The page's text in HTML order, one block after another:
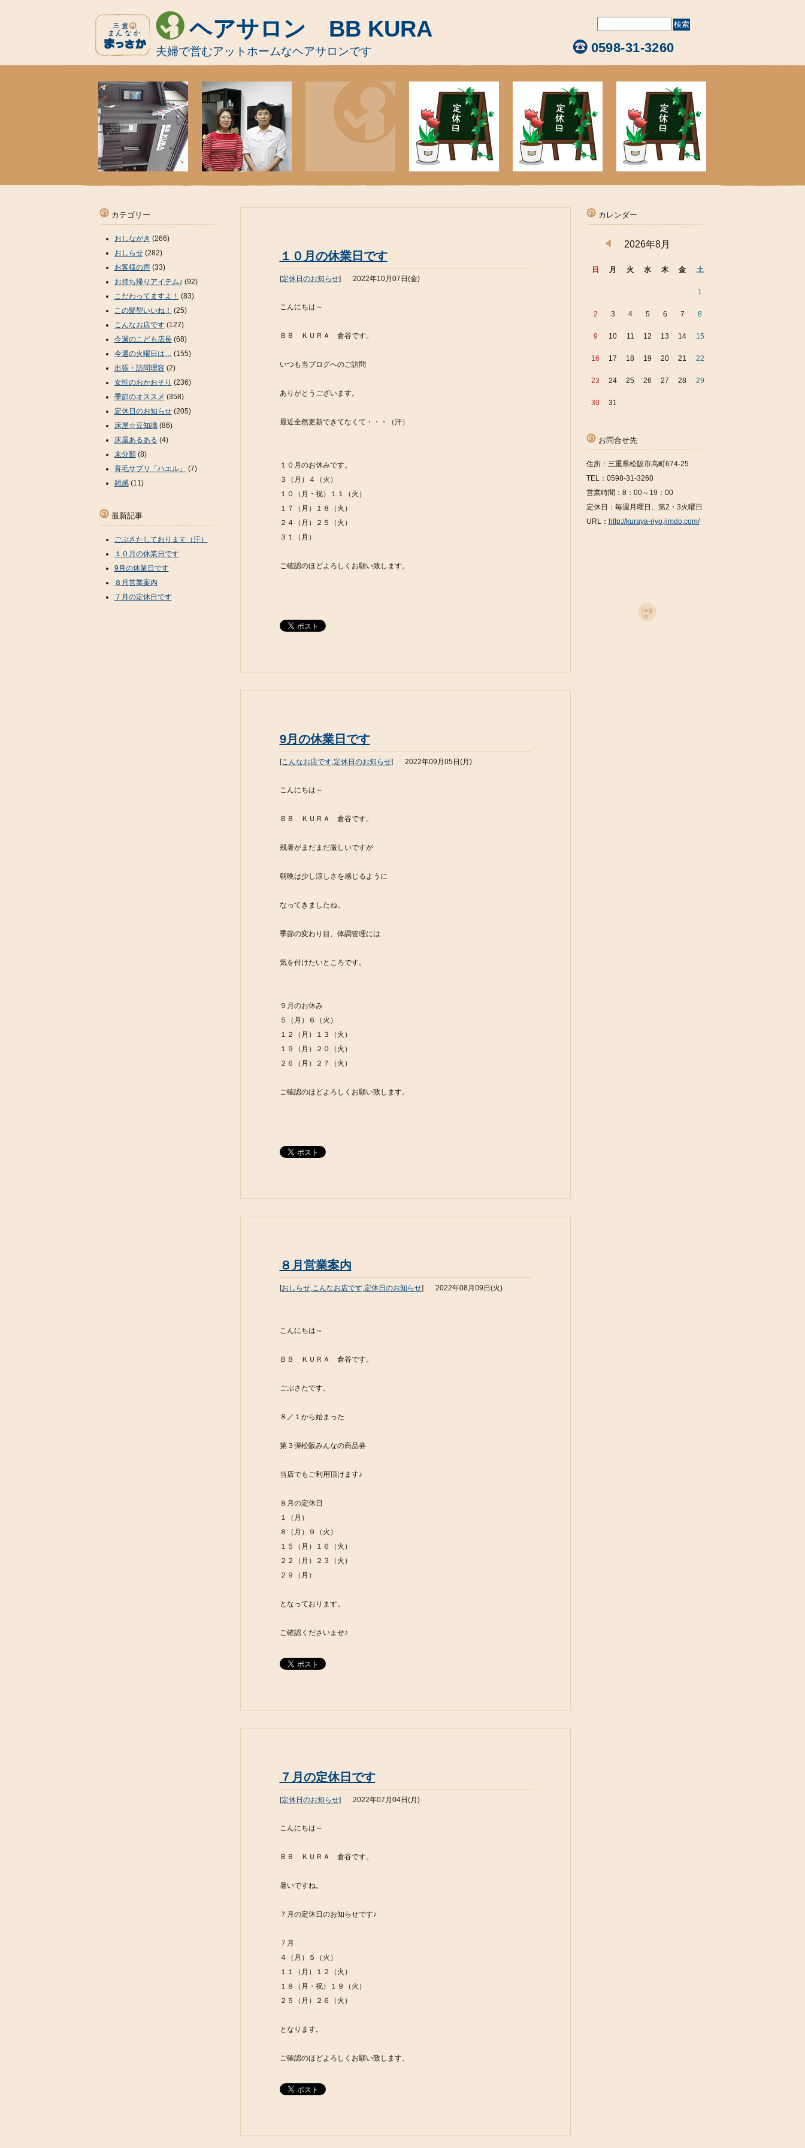
ヘアサロン BB KURA
夫婦で営むアットホームなヘアサロンです 0598-31-3260
１０月の休業日です
[定休日のお知らせ] 2022年10月07日(金)
こんにちは～
ＢＢ ＫＵＲＡ 倉谷です。
いつも当ブログへのご訪問
ありがとうございます。
最近全然更新できてなくて・・・（汗）
１０月のお休みです。
３（月）４（火）
１０（月・祝）１１（火）
１７（月）１８（火）
２４（月）２５（火）
３１（月）
ご確認のほどよろしくお願い致します。
9月の休業日です
[こんなお店です,定休日のお知らせ] 2022年09月05日(月)
こんにちは～
ＢＢ ＫＵＲＡ 倉谷です。
残暑がまだまだ厳しいですが
朝晩は少し涼しさを感じるように
なってきましたね。
季節の変わり目、体調管理には
気を付けたいところです。
９月のお休み
５（月）６（火）
１２（月）１３（火）
１９（月）２０（火）
２６（月）２７（火）
ご確認のほどよろしくお願い致します。
８月営業案内
[おしらせ,こんなお店です,定休日のお知らせ] 2022年08月09日(火)
こんにちは～
ＢＢ ＫＵＲＡ 倉谷です。
ごぶさたです。
８／１から始まった
第３弾松阪みんなの商品券
当店でもご利用頂けます♪
８月の定休日
１（月）
８（月）９（火）
１５（月）１６（火）
２２（月）２３（火）
２９（月）
となっております。
ご確認くださいませ♪
７月の定休日です
[定休日のお知らせ] 2022年07月04日(月)
こんにちは～
ＢＢ ＫＵＲＡ 倉谷です。
暑いですね。
７月の定休日のお知らせです♪
７月
４（月）５（火）
１１（月）１２（火）
１８（月・祝）１９（火）
２５（月）２６（火）
となります。
ご確認のほどよろしくお願い致します。
カテゴリー
おしながき (266)
おしらせ(282)
お客様の声(33)
お持ち帰りアイテム♪ (92)
こだわってますよ！ (83)
この髪型いいね！ (25)
こんなお店です(127)
今週のこども店長(68)
今週の火曜日は… (155)
出張・訪問理容(2)
女性のおかおそり (236)
季節のオススメ (358)
定休日のお知らせ(205)
床屋☆豆知識(86)
床屋あるある (4)
未分類(8)
育毛サプリ「ハエル」
(7)
雑感(11)
最新記事
ごぶさたしております（汗）
１０月の休業日です
9月の休業日です
８月営業案内
７月の定休日です
カレンダー
2026年8月
日 月 火 水 木 金 土
1
2 3 4 5 6 7 8
9 10 11 12 13 14 15
16 17 18 19 20 21 22
23 24 25 26 27 28 29
30 31
お問合せ先
住所：三重県松阪市高町674-25
TEL：0598-31-3260
営業時間：8：00～19：00
定休日：毎週月曜日、第2・3火曜日
URL： http://kuraya-riyo.jimdo.com/